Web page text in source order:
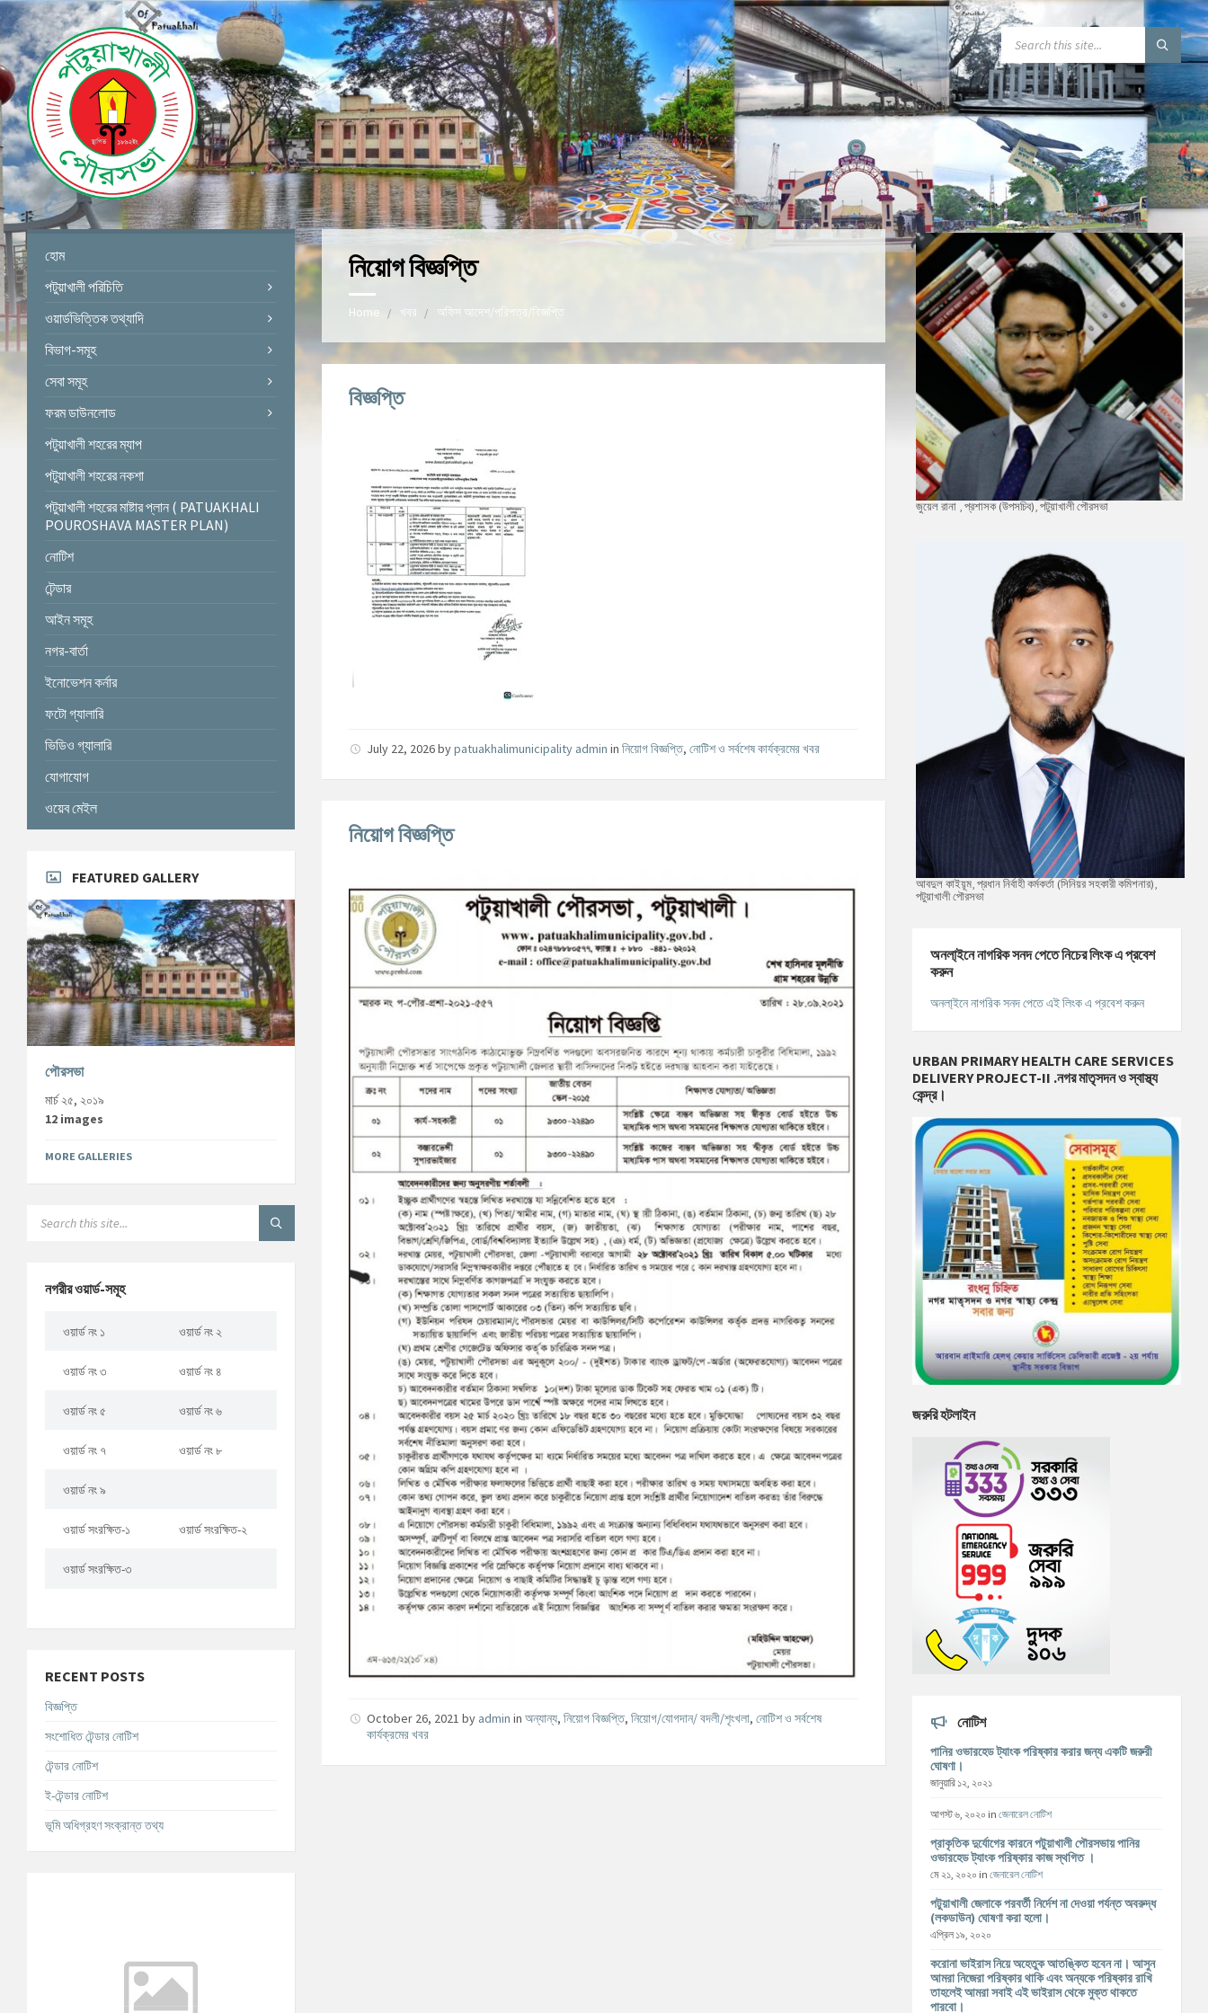
নিয়োগ বিজ্ঞপ্তি
Home খবর অফিস আদেশ/পরিপত্র/বিজ্ঞপ্তি
বিজ্ঞপ্তি
July 22, 2026bypatuakhalimunicipality admin inনিয়োগ বিজ্ঞপ্তি,নোটিশ ও সর্বশেষ কার্যক্রমের খবর
নিয়োগ বিজ্ঞপ্তি
October 26, 2021by admin inঅন্যান্য,নিয়োগ বিজ্ঞপ্তি,নিয়োগ/যোগদান/ বদলী/শৃংখলা,নোটিশ ও সর্বশেষ
কার্যক্রমের খবর
হোম
পটুয়াখালী পরিচিতি
ওয়ার্ডভিত্তিক তথ্যাদি
বিভাগ-সমূহ
সেবা সমূহ
ফরম ডাউনলোড
পটুয়াখালী শহরের ম্যাপ
পটুয়াখালী শহরের নকশা
পটুয়াখালী শহরের মাষ্টার প্লান ( PATUAKHALI
POUROSHAVA MASTER PLAN)
নোটিশ
টেন্ডার
আইন সমূহ
নগর-বার্তা
ইনোভেশন কর্নার
ফটো গ্যালারি
ভিডিও গ্যালারি
যোগাযোগ
ওয়েব মেইল
FEATURED GALLERY
পৌরসভা
মার্চ ২৫, ২০১৯
12 images
MORE GALLERIES
নগরীর ওয়ার্ড-সমূহ
ওয়ার্ড নং ১ ওয়ার্ড নং ২
ওয়ার্ড নং ৩ ওয়ার্ড নং ৪
ওয়ার্ড নং ৫ ওয়ার্ড নং ৬
ওয়ার্ড নং ৭ ওয়ার্ড নং ৮
ওয়ার্ড নং ৯
ওয়ার্ড সংরক্ষিত-১ ওয়ার্ড সংরক্ষিত-২
ওয়ার্ড সংরক্ষিত-৩
RECENT POSTS
বিজ্ঞপ্তি
সংশোধিত টেন্ডার নোটিশ
টেন্ডার নোটিশ
ই-টেন্ডার নোটিশ
ভূমি অধিগ্রহণ সংক্রান্ত তথ্য
জুয়েল রানা , প্রশাসক (উপসচিব), পটুয়াখালী পৌরসভা
আবদুল কাইয়ূম, প্রধান নির্বাহী কর্মকর্তা (সিনিয়র সহকারী কমিশনার),
পটুয়াখালী পৌরসভা
অনলা্‌ইনে নাগরিক সনদ পেতে নিচের লিংক এ প্রবেশ
করুন
অনলা্‌ইনে নাগরিক সনদ পেতে এই লিংক এ প্রবেশ করুন
URBAN PRIMARY HEALTH CARE SERVICES
DELIVERY PROJECT-II .নগর মাতৃসদন ও স্বাস্থ্য
কেন্দ্র।
জরুরি হটলাইন
নোটিশ
পানির ওভারহেড ট্যাংক পরিষ্কার করার জন্য একটি জরুরী
ঘোষণা।
জানুয়ারি ১২, ২০২১
আগস্ট ৬, ২০২০ inজেনারেল নোটিশ
প্রাকৃতিক দুর্যোগের কারনে পটুয়াখালী পৌরসভায় পানির
ওভারহেড ট্যাংক পরিষ্কার কাজ স্থগিত ।
মে ২১, ২০২০ inজেনারেল নোটিশ
পটুয়াখালী জেলাকে পরবর্তী নির্দেশ না দেওয়া পর্যন্ত অবরুদ্ধ
(লকডাউন) ঘোষণা করা হলো।
এপ্রিল ১৯, ২০২০
করোনা ভাইরাস নিয়ে অহেতুক আতঙ্কিত হবেন না। আসুন
আমরা নিজেরা পরিষ্কার থাকি এবং অন্যকে পরিষ্কার রাখি
তাহলেই আমরা সবাই এই ভাইরাস থেকে মুক্ত থাকতে
পারবো।